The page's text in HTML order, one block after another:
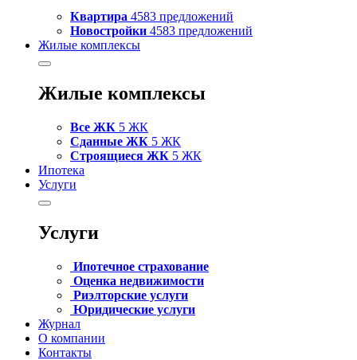
Квартира 4583 предложений
Новостройки 4583 предложений
Жилые комплексы
Жилые комплексы
Все ЖК 5 ЖК
Сданные ЖК 5 ЖК
Строящиеся ЖК 5 ЖК
Ипотека
Услуги
Услуги
Ипотечное страхование
Оценка недвижимости
Риэлторские услуги
Юридические услуги
Журнал
О компании
Контакты